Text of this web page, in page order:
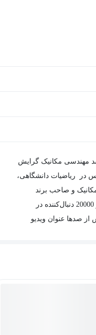
مهندسی مکانیک گرایش
سال سابقه تدریس در ریاضیات دانشگاهی،
و صاحب برند
آموزشی “بی لاجیک (B Logic)” با بیش از 20000 دنبال‌کننده در
از صدها عنوان ویدیو